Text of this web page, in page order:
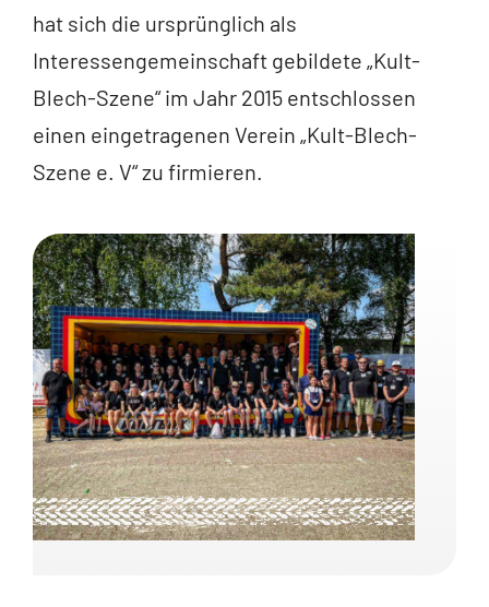
hat sich die ursprünglich als
Interessengemeinschaft gebildete „Kult-
Blech-Szene“ im Jahr 2015 entschlossen
einen eingetragenen Verein „Kult-Blech-
Szene e. V“ zu firmieren.